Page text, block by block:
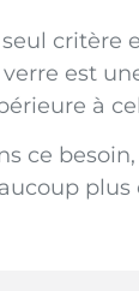
seul critère
verre est
à
ce
plus